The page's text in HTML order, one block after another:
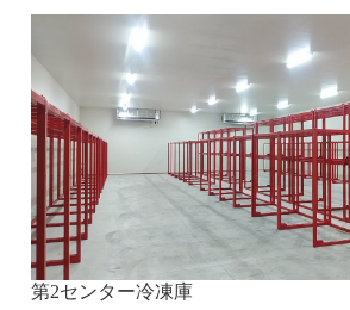
第2センター冷凍庫